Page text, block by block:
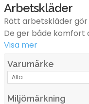
Arbetskläder
Rätt arbetskläder
De ger både komfort
anpassade för olika
Oavsett om du
service eller andra
arbetskläder som är
bekväma.
Visa mer
Varumärke
Alla
Miljömärkning